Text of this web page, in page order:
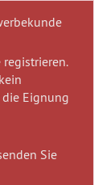
Eignung
Sie